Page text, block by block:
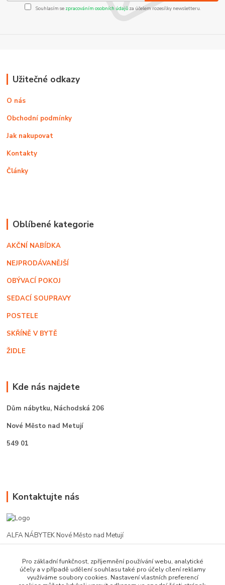
Souhlasím se zpracováním osobních údajůza účelem rozesílky newsletteru.
Užitečné odkazy
O nás
Obchodní podmínky
Jak nakupovat
Kontakty
Články
Oblíbené kategorie
AKČNÍ NABÍDKA
NEJPRODÁVANĚJŠÍ
OBÝVACÍ POKOJ
SEDACÍ SOUPRAVY
POSTELE
SKŘÍNĚ V BYTĚ
ŽIDLE
Kde nás najdete
Dům nábytku, Náchodská 206
Nové Město nad Metují
549 01
Kontaktujte nás
ALFA NÁBYTEK Nové Město nad Metují
602 412 331
alfanm@seznam.cz
Pro základní funkčnost, zpříjemnění používání webu, analytické
účely a v případě udělení souhlasu také pro účely cílení reklamy
využíváme soubory cookies. Nastavení vlastních preferencí